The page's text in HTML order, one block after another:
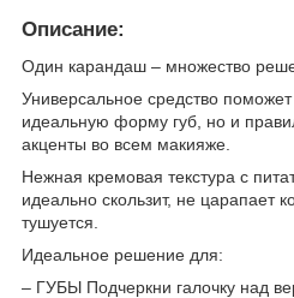
Описание:
Один карандаш – множество
Универсальное средство
идеальную форму губ, но и
акценты во всем макияже.
Нежная кремовая текстура с
идеально скользит, не царапает
тушуется.
Идеальное решение для:
– ГУБЫ Подчеркни галочку над